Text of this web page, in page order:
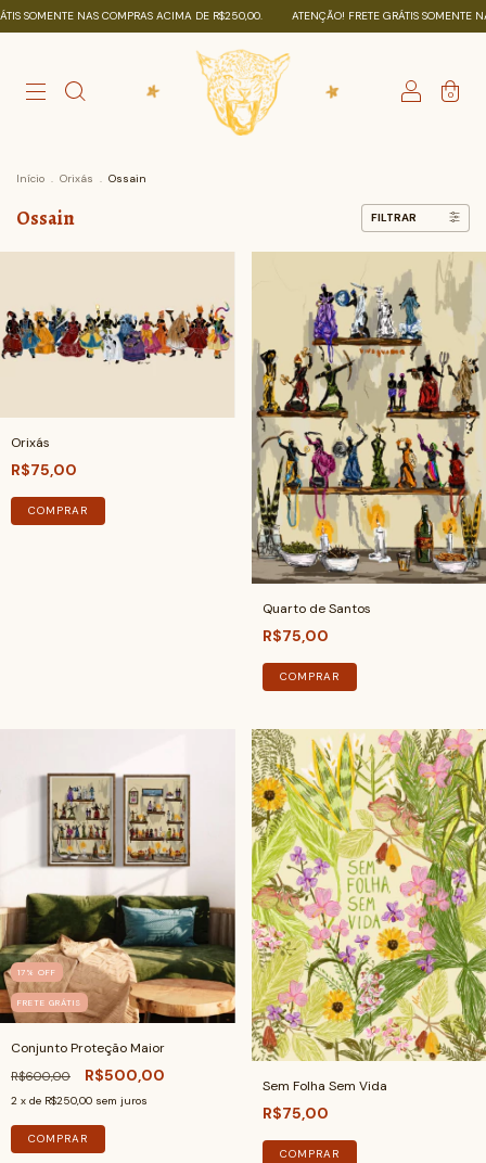
SOMENTE NAS COMPRAS ACIMA DE R$250,00. ATENÇÃO! FRETE GRÁTIS SOMENTE
0
Início . Orixás . Ossain
Ossain FILTRAR
Orixás
R$75,00
COMPRAR
Quarto de Santos
R$75,00
COMPRAR
17 % OFF
FRETE GRÁTIS
Conjunto Proteção Maior
R$600,00 R$500,00
2 x de R$250,00 sem juros
COMPRAR
Sem Folha Sem Vida
R$75,00
COMPRAR